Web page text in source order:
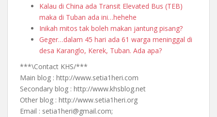
Kalau di China ada Transit Elevated Bus (TEB)
maka di Tuban ada ini…hehehe
Inikah mitos tak boleh makan jantung pisang?
Geger…dalam 45 hari ada 61 warga meninggal di
desa Karanglo, Kerek, Tuban. Ada apa?
***\Contact KHS/***
Main blog : http://www.setia1heri.com
Secondary blog : http://www.khsblog.net
Other blog : http://www.setia1heri.org
Email : setia1heri@gmail.com;